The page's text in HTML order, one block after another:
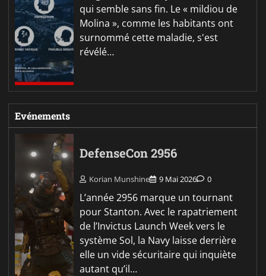
qui semble sans fin. Le « mildiou de
Molina », comme les habitants ont
surnommé cette maladie, s'est
révélé…
Evénements
DefenseCon 2956
Korian Munshine 9 Mai 2026 0
L’année 2956 marque un tournant
pour Stanton. Avec le rapatriement
de l’Invictus Launch Week vers le
système Sol, la Navy laisse derrière
elle un vide sécuritaire qui inquiète
autant qu’il…